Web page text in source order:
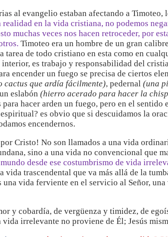
al evangelio estaban afectando a Timoteo,
realidad en la vida cristiana, no podemos
muchas veces nos hacen retroceder, por
Timoteo era un hombre de un gran
tarea de todo cristiano en esta como en
es trabajo y responsabilidad del
encender un fuego se precisa de ciertos
cactus que ardía fácilmente), pedernal (una
eslabón (hierro acerado para hacer la
hacer arden un fuego, pero en el sentido
es obvio que si descuidamos la
encendernos.
por Cristo! No son llamados a una vida
sino a una vida no convencional que
desde ese costumbrismo de vida
vida trascendental que va más allá de la
una vida ferviente en el servicio al Señor,
y cobardía, de vergüenza y timidez, de
irrelevante no proviene de Él; Jesús